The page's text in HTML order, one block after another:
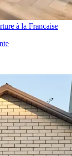
Ouverture à la Francaise